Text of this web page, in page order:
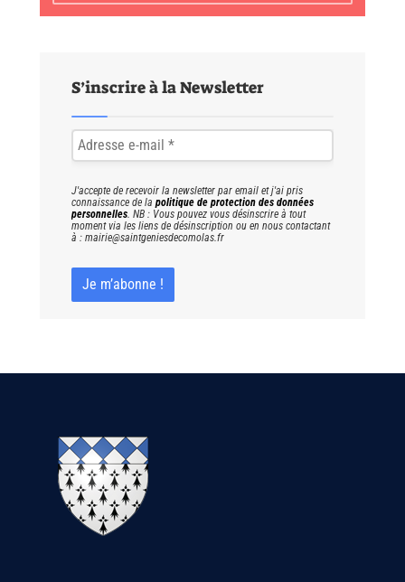
S’inscrire à la Newsletter
J'accepte de recevoir la newsletter par email et j'ai pris
connaissance de la politique de protection des données
personnelles . NB : Vous pouvez vous désinscrire à tout
moment via les liens de désinscription ou en nous contactant
à : mairie@saintgeniesdecomolas.fr